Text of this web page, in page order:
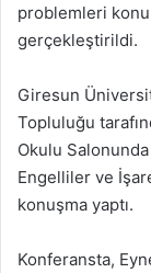
problemleri konu
gerçekleştirildi.
Giresun
Topluluğu
Okulu
Engelliler ve
konuşma yaptı.
Konferansta,